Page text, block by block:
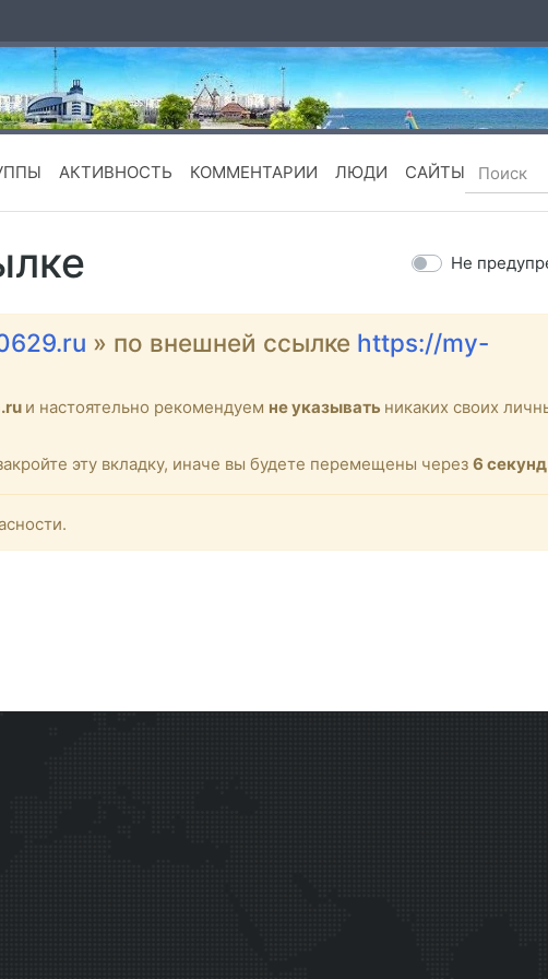
АКТИВНОСТЬ КОММЕНТАРИИ ЛЮДИ САЙТЫ
Не
» по внешней ссылке https://my-
и настоятельно рекомендуем не указывать никаких своих
эту вкладку, иначе вы будете перемещены через 6 секунд